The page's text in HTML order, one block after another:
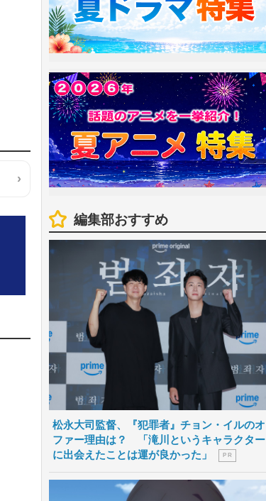
編集部おすすめ
松永大司監督、『犯罪者』チョン・イルのオ
ファー理由は？ 「滝川というキャラクター
に出会えたことは運が良かった」
P R